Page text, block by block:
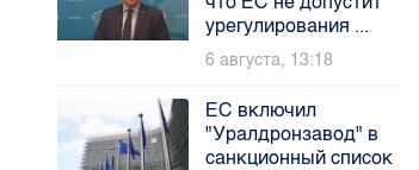
урегулирования ...
6 августа, 13:18
ЕС включил
"Уралдронзавод" в
санкционный список